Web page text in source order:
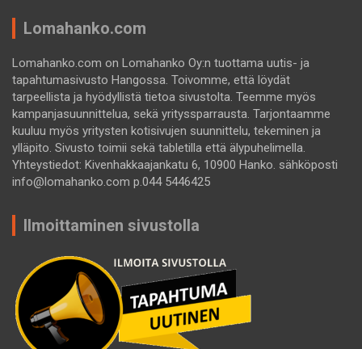
Lomahanko.com
Lomahanko.com on Lomahanko Oy:n tuottama uutis- ja
tapahtumasivusto Hangossa. Toivomme, että löydät
tarpeellista ja hyödyllistä tietoa sivustolta. Teemme myös
kampanjasuunnittelua, sekä yrityssparrausta. Tarjontaamme
kuuluu myös yritysten kotisivujen suunnittelu, tekeminen ja
ylläpito. Sivusto toimii sekä tabletilla että älypuhelimella.
Yhteystiedot: Kivenhakkaajankatu 6, 10900 Hanko. sähköposti
info@lomahanko.com p.044 5446425
Ilmoittaminen sivustolla